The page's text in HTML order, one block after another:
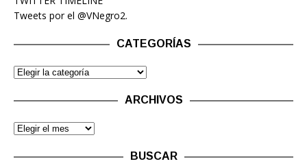
Tweets por el @VNegro2.
CATEGORÍAS
ARCHIVOS
BUSCAR